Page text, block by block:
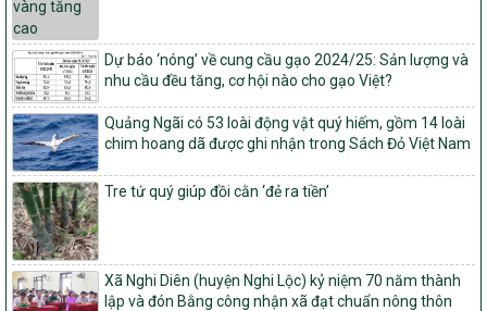
Quyết định số 16/2026/QĐ-TTg
Quy định nguyên tắc, tiêu chí, định mức phân bổ ngân sách trung
ương và tỉ lệ vốn đối ứng ngân sách của địa phương thực hiện
Chương trình mục tiêu quốc gia xây dựng nông thôn mới, giảm
nghèo bền vững và phát triển kinh tế – xã hội vùng đồng bào dân
tộc thiểu số và miền núi giai đoạn 2026 – 2030
1451/QĐ-UBND
Phê duyệt danh sách các xã thuộc nhóm 1, nhóm 2, nhóm 3
trong xây dựng nông thôn mới giai đoạn 2026-2030 trên địa bàn
tỉnh Nghệ An
103/PTNT-NTM
Về việc đăng ký thực hiện Dự án liên kết theo chuỗi giá trị thuộc
Dự án 2 – Chương trình Mục tiêu quốc gia Giảm nghèo bền vững
Dự báo ‘nóng’ về cung cầu gạo 2024/25: Sản lượng và
nhu cầu đều tăng, cơ hội nào cho gạo Việt?
Quảng Ngãi có 53 loài động vật quý hiếm, gồm 14 loài
chim hoang dã được ghi nhận trong Sách Đỏ Việt Nam
Tre tứ quý giúp đồi cằn ‘đẻ ra tiền’
Xã Nghi Diên (huyện Nghi Lộc) kỷ niệm 70 năm thành
lập và đón Bằng công nhận xã đạt chuẩn nông thôn